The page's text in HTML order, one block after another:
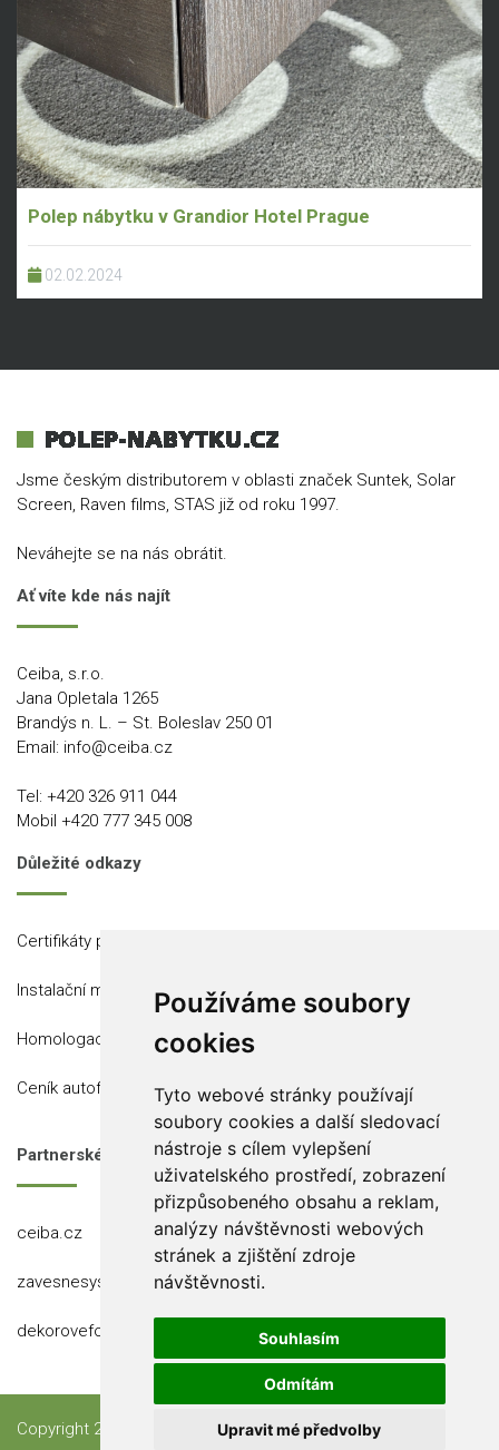
Používáme soubory
cookies
Tyto webové stránky používají
soubory cookies a další sledovací
nástroje s cílem vylepšení
uživatelského prostředí, zobrazení
přizpůsobeného obsahu a reklam,
analýzy návštěvnosti webových
stránek a zjištění zdroje
návštěvnosti.
Souhlasím
Odmítám
Upravit mé předvolby
Polep nábytku v Grandior Hotel Prague
02.02.2024
Jsme českým distributorem v oblasti značek Suntek, Solar
Screen, Raven films, STAS již od roku 1997.
Neváhejte se na nás obrátit.
Ať víte kde nás najít
Ceiba, s.r.o.
Jana Opletala 1265
Brandýs n. L. – St. Boleslav 250 01
Email: info@ceiba.cz
Tel: +420 326 911 044
Mobil +420 777 345 008
Důležité odkazy
Certifikáty produktů
Instalační místa
Homologace
Ceník autofólií
Partnerské stránky
ceiba.cz
zavesnesystemy.cz
dekorovefolie.cz
Copyright 2023 Ceiba, s.r.o.